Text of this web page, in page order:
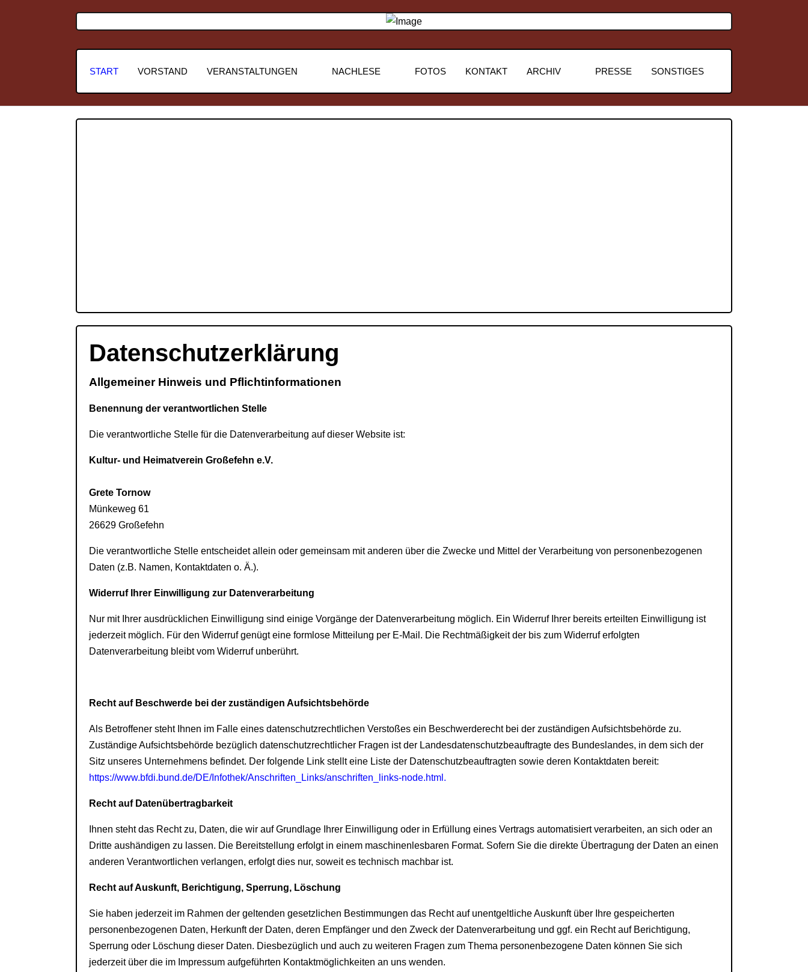
START VORSTAND VERANSTALTUNGEN NACHLESE FOTOS KONTAKT ARCHIV PRESSE SONSTIGES
Datenschutzerklärung
Allgemeiner Hinweis und Pflichtinformationen
Benennung der verantwortlichen Stelle
Die verantwortliche Stelle für die Datenverarbeitung auf dieser Website ist:
Kultur- und Heimatverein Großefehn e.V.
Grete Tornow
Münkeweg 61
26629 Großefehn
Die verantwortliche Stelle entscheidet allein oder gemeinsam mit anderen über die Zwecke und Mittel der Verarbeitung von personenbezogenen
Daten (z.B. Namen, Kontaktdaten o. Ä.).
Widerruf Ihrer Einwilligung zur Datenverarbeitung
Nur mit Ihrer ausdrücklichen Einwilligung sind einige Vorgänge der Datenverarbeitung möglich. Ein Widerruf Ihrer bereits erteilten Einwilligung ist
jederzeit möglich. Für den Widerruf genügt eine formlose Mitteilung per E-Mail. Die Rechtmäßigkeit der bis zum Widerruf erfolgten
Datenverarbeitung bleibt vom Widerruf unberührt.
Recht auf Beschwerde bei der zuständigen Aufsichtsbehörde
Als Betroffener steht Ihnen im Falle eines datenschutzrechtlichen Verstoßes ein Beschwerderecht bei der zuständigen Aufsichtsbehörde zu.
Zuständige Aufsichtsbehörde bezüglich datenschutzrechtlicher Fragen ist der Landesdatenschutzbeauftragte des Bundeslandes, in dem sich der
Sitz unseres Unternehmens befindet. Der folgende Link stellt eine Liste der Datenschutzbeauftragten sowie deren Kontaktdaten bereit:
https://www.bfdi.bund.de/DE/Infothek/Anschriften_Links/anschriften_links-node.html .
Recht auf Datenübertragbarkeit
Ihnen steht das Recht zu, Daten, die wir auf Grundlage Ihrer Einwilligung oder in Erfüllung eines Vertrags automatisiert verarbeiten, an sich oder an
Dritte aushändigen zu lassen. Die Bereitstellung erfolgt in einem maschinenlesbaren Format. Sofern Sie die direkte Übertragung der Daten an einen
anderen Verantwortlichen verlangen, erfolgt dies nur, soweit es technisch machbar ist.
Recht auf Auskunft, Berichtigung, Sperrung, Löschung
Sie haben jederzeit im Rahmen der geltenden gesetzlichen Bestimmungen das Recht auf unentgeltliche Auskunft über Ihre gespeicherten
personenbezogenen Daten, Herkunft der Daten, deren Empfänger und den Zweck der Datenverarbeitung und ggf. ein Recht auf Berichtigung,
Sperrung oder Löschung dieser Daten. Diesbezüglich und auch zu weiteren Fragen zum Thema personenbezogene Daten können Sie sich
jederzeit über die im Impressum aufgeführten Kontaktmöglichkeiten an uns wenden.